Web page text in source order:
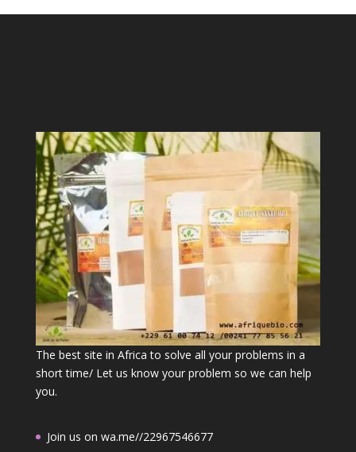
The best site in Africa to solve all your problems in a
short time/ Let us know your problem so we can help
you.
Join us on wa.me//22967546677